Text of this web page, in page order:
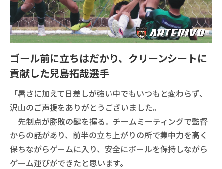
ゴール前に立ちはだかり、クリーンシートに
貢献した兒島拓哉選手
「暑さに加えて日差しが強い中でもいつもと変わらず、
沢山のご声援をありがとうございました。
先制点が勝敗の鍵を握る。チームミーティングで監督
からの話があり、前半の立ち上がりの所で集中力を高く
保ちながらゲームに入り、安全にボールを保持しながら
ゲーム運びができたと思います。